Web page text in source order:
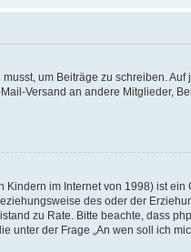
um Beiträge zu schreiben.
Versand an andere Mitglieder,
im Internet von 1998) ist
des oder der
zu Rate. Bitte beachte, dass
unter der Frage „An wen soll ich